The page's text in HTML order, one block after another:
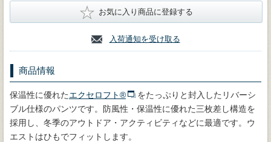
★ お気に入り商品に登録する
入荷通知を受け取る
商品情報
保温性に優れたエクセロフト®
をたっぷりと封入したリバーシ
ブル仕様のパンツです。防風性・保温性に優れた三枚差し構造を
採用し、冬季のアウトドア・アクティビティなどに最適です。ウ
エストはひもでフィットします。